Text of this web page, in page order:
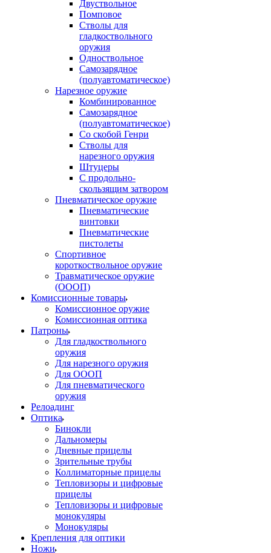
Двуствольное
Помповое
Стволы для
гладкоствольного
оружия
Одноствольное
Самозарядное
(полуавтоматическое)
Нарезное оружие
Комбинированное
Самозарядное
(полуавтоматическое)
Со скобой Генри
Стволы для
нарезного оружия
Штуцеры
С продольно-
скользящим затвором
Пневматическое оружие
Пневматические
винтовки
Пневматические
пистолеты
Спортивное
короткоствольное оружие
Травматическое оружие
(ОООП)
Комиссионные товары
Комиссионное оружие
Комиссионная оптика
Патроны
Для гладкоствольного
оружия
Для нарезного оружия
Для ОООП
Для пневматического
оружия
Релоадинг
Оптика
Бинокли
Дальномеры
Дневные прицелы
Зрительные трубы
Коллиматорные прицелы
Тепловизоры и цифровые
прицелы
Тепловизоры и цифровые
монокуляры
Монокуляры
Крепления для оптики
Ножи